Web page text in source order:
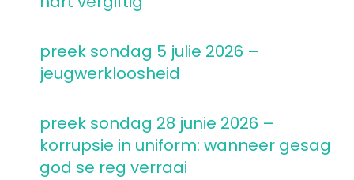
preek sondag 5 julie 2026 –
jeugwerkloosheid
preek sondag 28 junie 2026 –
korrupsie in uniform: wanneer gesag
god se reg verraai